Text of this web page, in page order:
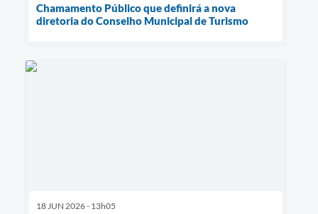
Chamamento Público que definirá a nova
diretoria do Conselho Municipal de Turismo
18 JUN 2026 - 13h05